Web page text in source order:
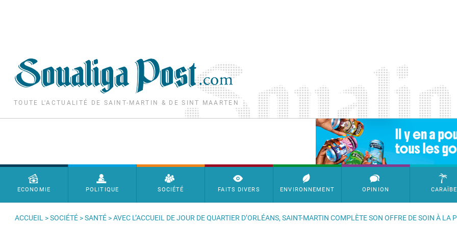
TOUTE L'ACTUALITÉ DE SAINT-MARTIN & DE SINT MAARTEN
SimpleAds Block Bannière
Menu principal
ECONOMIE POLITIQUE SOCIÉTÉ FAITS DIVERS ENVIRONNEMENT OPINION CARAÏBE
ACCUEIL >SOCIÉTÉ >SANTÉ > AVEC L’ACCUEIL DE JOUR DE QUARTIER D’ORLÉANS, SAINT-MARTIN COMPLÈTE SON OFFRE DE SOIN À LA